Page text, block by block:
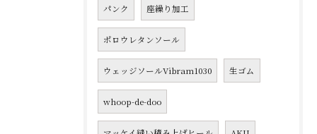
パンク 座繰り加工
ポロウレタンソール
ウェッジソールVibram1030 生ゴム
whoop-de-doo